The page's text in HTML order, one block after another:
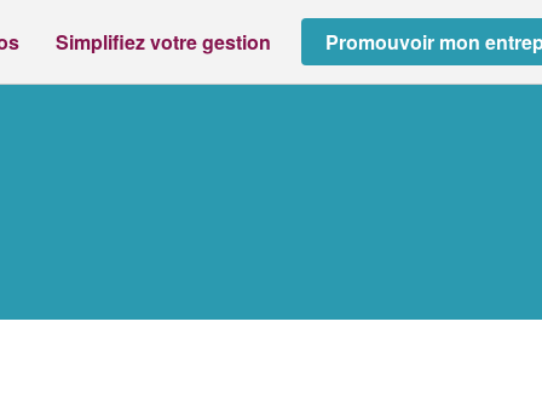
Simplifiez votre gestion Promouvoir mon